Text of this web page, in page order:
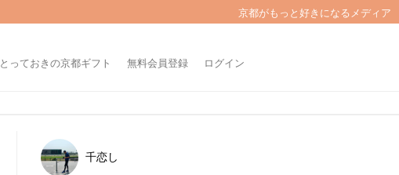
京都がもっと好きになるメディア
とっておきの京都ギフト 無料会員登録 ログイン
千恋し